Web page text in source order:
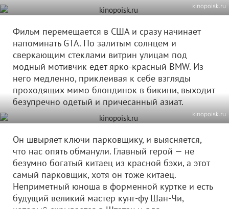
kinopoisk.ru
Фильм перемещается в США и сразу начинает
напоминать GTA. По залитым солнцем и
сверкающим стеклами витрин улицам под
модный мотивчик едет ярко-красный BMW. Из
него медленно, приклеивая к себе взгляды
проходящих мимо блондинок в бикини, выходит
безупречно одетый и причесанный азиат.
kinopoisk.ru
Он швыряет ключи парковщику, и выясняется,
что нас опять обманули. Главный герой — не
безумно богатый китаец из красной бэхи, а этот
самый парковщик, хотя он тоже китаец.
Неприметный юноша в форменной куртке и есть
будущий великий мастер кунг-фу Шан-Чи,